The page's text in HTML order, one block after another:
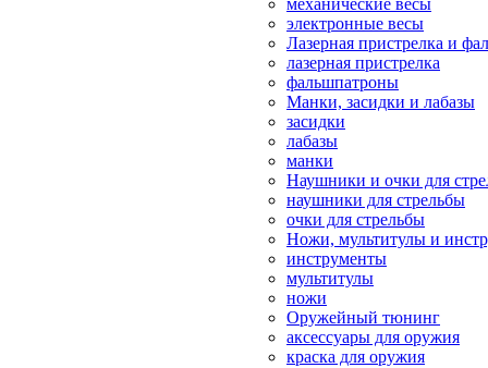
механические весы
электронные весы
Лазерная пристрелка и
лазерная пристрелка
фальшпатроны
Манки, засидки и лабазы
засидки
лабазы
манки
Наушники и очки для
наушники для стрельбы
очки для стрельбы
Ножи, мультитулы и
инструменты
мультитулы
ножи
Оружейный тюнинг
аксессуары для оружия
краска для оружия